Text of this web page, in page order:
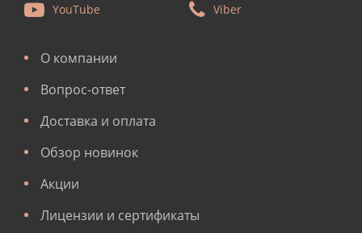
YouTube Viber
О компании
Вопрос-ответ
Доставка и оплата
Обзор новинок
Акции
Лицензии и сертификаты